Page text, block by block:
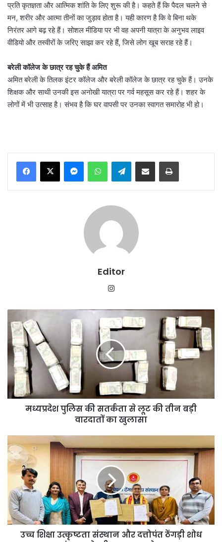
प्रति कृतज्ञता और आत्मिक शांति के लिए शुरू की है। कहते हैं कि पैदल चलने से
मन, शरीर और आत्मा तीनों का जुड़ाव होता है। यही कारण है कि वे बिना थके
निरंतर आगे बढ़ रहे हैं। सोशल मीडिया पर भी वह अपनी यात्रा के अनुभव लाइव
वीडियो और तस्वीरों के जरिए साझा कर रहे हैं, जिसे लोग खूब सराह रहे हैं।
बरेली कॉलेज के छात्र रह चुके हैं अमित
अमित बरेली के तिलक इंटर कॉलेज और बरेली कॉलेज के छात्र रह चुके हैं। उनके
शिक्षक और साथी उनकी इस अनोखी यात्रा पर गर्व महसूस कर रहे हैं। शहर के
लोगों में भी उत्साह है। संभव है कि घर वापसी पर उनका स्वागत समारोह भी हो।
MessengerWhatsAppTelegramShare via Email Print
Editor
पुलिस
की
सतर्कता
से
लूट
की
तीन
बड़ी
मध्यप्रदेश पुलिस की सतर्कता से लूट की तीन बड़ी
वारदातों का खुलासा
शिक्षा
उत्कृष्टता
संस्थान
दत्तोपंत
ठेंगड़ी
शोध
संस्थान
उच्च शिक्षा उत्कृष्टता संस्थान और दत्तोपंत ठेंगड़ी शोध